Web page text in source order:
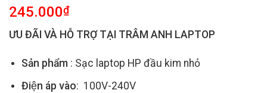
Rated 5.00
out of 5
based on
2
customer
245.000₫
ƯU ĐÃI VÀ HỖ TRỢ TẠI TRÂM ANH LAPTOP
Sản phẩm : Sạc laptop HP đầu kim nhỏ
Điện áp vào: 100V-240V